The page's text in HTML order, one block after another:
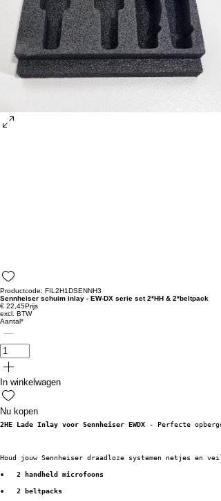
Productcode: FIL2H1DSENNH3
Sennheiser schuim inlay - EW-DX serie set 2*HH & 2*beltpack
€ 22,45Prijs
excl. BTW
Aantal*
In winkelwagen
Nu kopen
2HE Lade Inlay voor Sennheiser EWDX - Perfecte
Houd jouw Sennheiser draadloze systemen netjes en
•   2 handheld microfoons
•   2 beltpacks